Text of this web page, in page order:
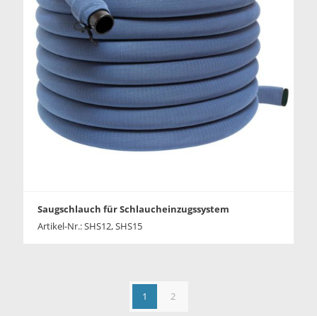
Saugschlauch für Schlaucheinzugssystem
Artikel-Nr.: SHS12, SHS15
1 2